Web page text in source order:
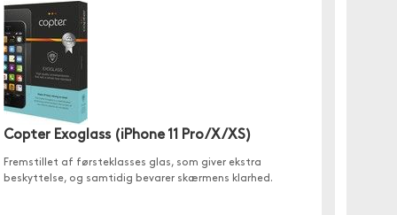
Copter Exoglass (iPhone 11 Pro/X/XS)
Fremstillet af førsteklasses glas, som giver ekstra
beskyttelse, og samtidig bevarer skærmens klarhed.